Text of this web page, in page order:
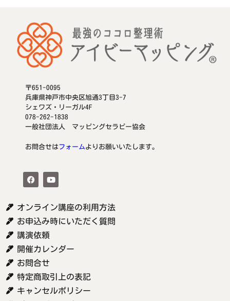
〒651-0095
兵庫県神戸市中央区旭通3丁目3-7
シェワズ・リーガル4F
078-262-1838
一般社団法人 マッピングセラピー協会
お問合せはフォームよりお願いいたします。
オンライン講座の利用方法
お申込み時にいただく質問
講演依頼
開催カレンダー
お問合せ
特定商取引上の表記
キャンセルポリシー